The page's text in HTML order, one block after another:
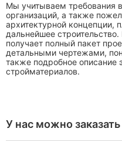
Мы учитываем требования
организаций, а также
архитектурной концепции,
дальнейшее
получает полный пакет
детальными чертежами,
также подробное описание
стройматериалов.
У нас можно